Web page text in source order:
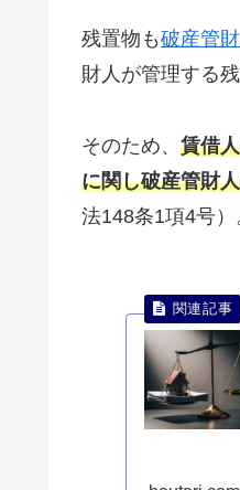
残置物も破産管
財人が管理する
そのため、 賃借
に関し破産管財
法148条1項4号）